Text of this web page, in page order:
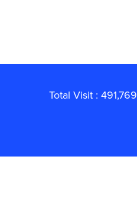
Total Visit : 491,769